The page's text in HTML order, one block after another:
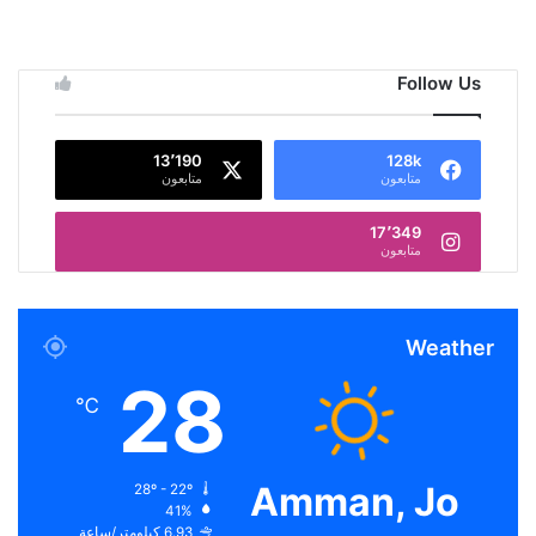
Follow Us
128k
متابعون
13٬190
متابعون
17٬349
متابعون
Weather
Amman, Jo
28
℃
41%
6.93 كيلومتر/ساعة